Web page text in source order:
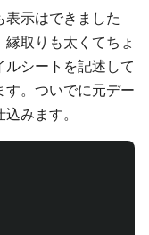
示はできました
取りも太くてちょ
シートを記述して
す。ついでに元デー
みます。